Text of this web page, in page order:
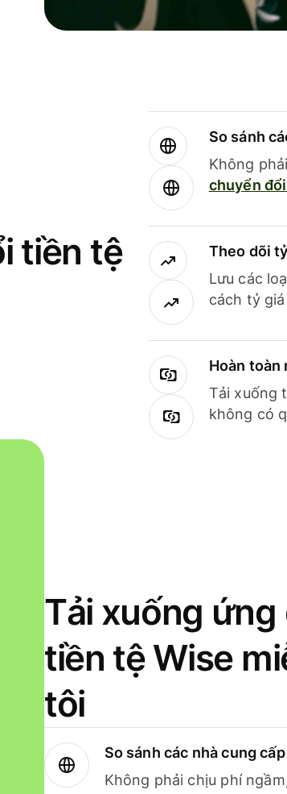
tiền tệ
So sánh
Không
chuyển
Theo dõi
Lưu các
cách tỷ
Hoàn toàn
Tải xuống
không có
Tải xuống
tiền tệ Wise
tôi
So sánh các nhà cung
Không phải chịu phí